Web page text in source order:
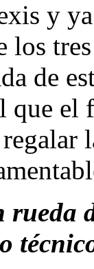
y
los
de
que el